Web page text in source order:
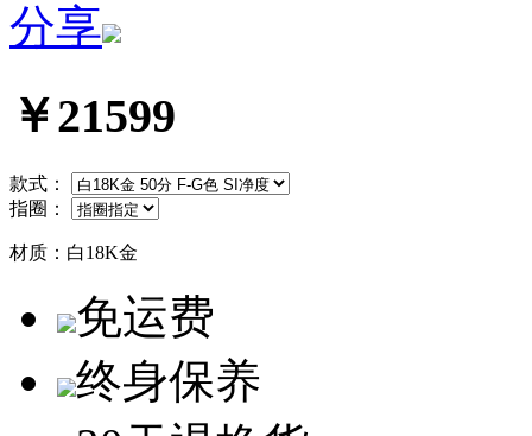
分享
￥21599
款式：
指圈：
材质： 白18K金
免运费
终身保养